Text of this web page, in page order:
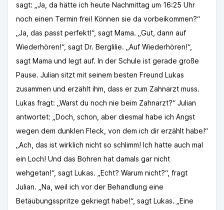
sagt: „Ja, da hätte ich heute Nachmittag um 16:25 Uhr
noch einen Termin frei! Können sie da vorbeikommen?“
„Ja, das passt perfekt!“, sagt Mama. „Gut, dann auf
Wiederhören!“, sagt Dr. Berglilie. „Auf Wiederhören!“,
sagt Mama und legt auf. In der Schule ist gerade große
Pause. Julian sitzt mit seinem besten Freund Lukas
zusammen und erzählt ihm, dass er zum Zahnarzt muss.
Lukas fragt: „Warst du noch nie beim Zahnarzt?“ Julian
antwortet: „Doch, schon, aber diesmal habe ich Angst
wegen dem dunklen Fleck, von dem ich dir erzählt habe!“
„Ach, das ist wirklich nicht so schlimm! Ich hatte auch mal
ein Loch! Und das Bohren hat damals gar nicht
wehgetan!“, sagt Lukas. „Echt? Warum nicht?“, fragt
Julian. „Na, weil ich vor der Behandlung eine
Betäubungsspritze gekriegt habe!“, sagt Lukas. „Eine